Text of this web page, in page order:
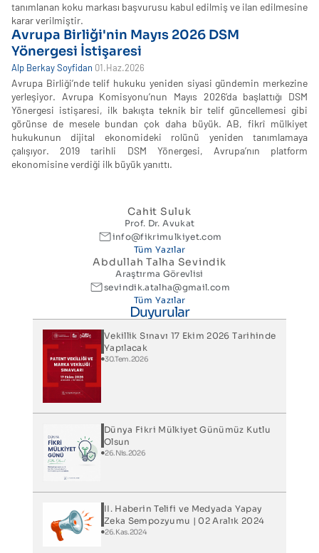
tanımlanan koku markası başvurusu kabul edilmiş ve ilan edilmesine
karar verilmiştir.
Avrupa Birliği'nin Mayıs 2026 DSM
Yönergesi İstişaresi
Alp Berkay Soyfidan 01.Haz.2026
Avrupa Birliği’nde telif hukuku yeniden siyasi gündemin merkezine
yerleşiyor. Avrupa Komisyonu’nun Mayıs 2026’da başlattığı DSM
Yönergesi istişaresi, ilk bakışta teknik bir telif güncellemesi gibi
görünse de mesele bundan çok daha büyük. AB, fikrî mülkiyet
hukukunun dijital ekonomideki rolünü yeniden tanımlamaya
çalışıyor. 2019 tarihli DSM Yönergesi, Avrupa’nın platform
ekonomisine verdiği ilk büyük yanıttı.
Cahit Suluk
Prof. Dr. Avukat
info@fikrimulkiyet.com
Tüm Yazılar
Abdullah Talha Sevindik
Araştırma Görevlisi
sevindik.atalha@gmail.com
Tüm Yazılar
Duyurular
Vekillik Sınavı 17 Ekim 2026 Tarihinde
Yapılacak
30.Tem.2026
Dünya Fikri Mülkiyet Günümüz Kutlu
Olsun
26.Nis.2026
II. Haberin Telifi ve Medyada Yapay
Zeka Sempozyumu | 02 Aralık 2024
26.Kas.2024